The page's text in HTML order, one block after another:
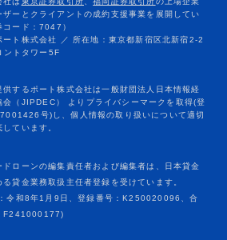
ドローンの編集責任者および編集者は、日本貸金
る貸金業務取扱主任者登録を受けています。
令和8年1月9日、登録番号：K250020096、合
F241000177)